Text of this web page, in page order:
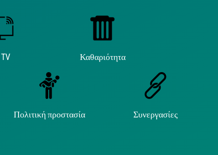
Καθαριότητα
Πολιτική προστασία Συνεργασίες